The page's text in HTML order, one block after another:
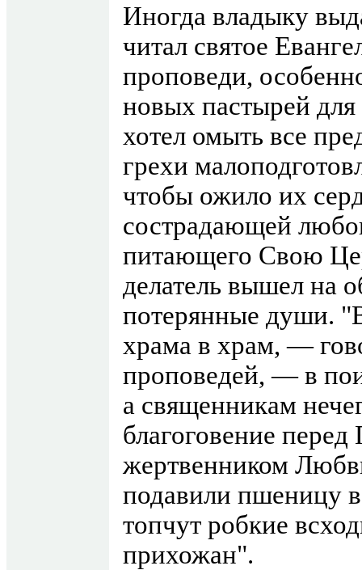
Иногда владыку
читал святое
проповеди,
новых пастырей
хотел омыть все
грехи
чтобы ожило их
сострадающей
питающего Свою
делатель вышел на
потерянные души.
храма в храм, —
проповедей, — в
а священникам
благоговение
жертвенником
подавили пшеницу
топчут робкие
прихожан".